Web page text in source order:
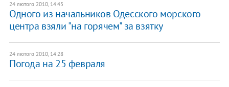
24 лютого 2010, 14:45
Одного из начальников Одесского морского
центра взяли "на горячем" за взятку
24 лютого 2010, 14:28
Погода на 25 февраля